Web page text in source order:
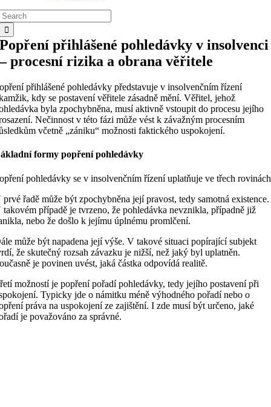
Popření přihlášené pohledávky v insolvenci
– procesní rizika a obrana věřitele
přihlášené pohledávky představuje v insolvenčním řízení
kdy se postavení věřitele zásadně mění. Věřitel, jehož
byla zpochybněna, musí aktivně vstoupit do procesu jejího
Nečinnost v této fázi může vést k závažným procesním
včetně „zániku“ možnosti faktického uspokojení.
formy popření pohledávky
pohledávky se v insolvenčním řízení uplatňuje ve třech
prvé řadě může být zpochybněna její pravost, tedy samotná existence.
takovém případě je tvrzeno, že pohledávka nevznikla, případně již
nebo že došlo k jejímu úplnému promlčení.
může být napadena její výše. V takové situaci popírající subjekt
že skutečný rozsah závazku je nižší, než jaký byl uplatněn.
je povinen uvést, jaká částka odpovídá realitě.
možností je popření pořadí pohledávky, tedy jejího postavení při
Typicky jde o námitku méně výhodného pořadí nebo o
práva na uspokojení ze zajištění. I zde musí být určeno, jaké
je považováno za správné.